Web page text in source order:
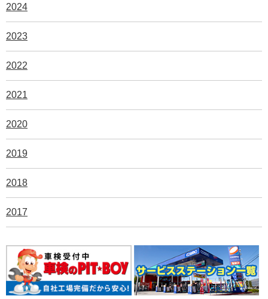
2024
2023
2022
2021
2020
2019
2018
2017